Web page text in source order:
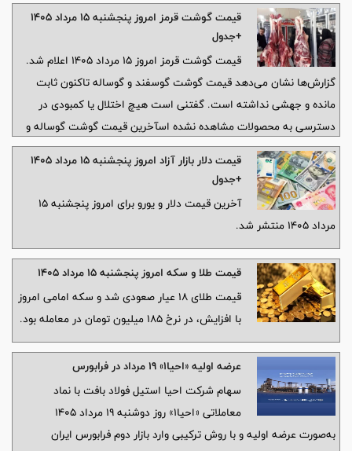
قیمت گوشت قرمز امروز پنجشنبه ۱۵ مرداد ۱۴۰۵
+جدول
قیمت گوشت قرمز امروز ۱۵ مرداد ۱۴۰۵ اعلام شد.
گزارش‌ها نشان می‌دهد قیمت گوشت گوسفند و گوساله تاکنون ثابت
مانده و جهشی نداشته است. گفتنی است هیچ اختلال یا کمبودی در
دسترسی به محصولات مشاهده نشده اسآخرین قیمت گوشت گوساله و
گوسفند برای امروز پنجشنبه ۱۵ مرداد ۱۴۰۵
قیمت دلار بازار آزاد امروز پنجشنبه ۱۵ مرداد ۱۴۰۵
+جدول
آخرین قیمت دلار و یورو برای امروز پنجشنبه ۱۵
مرداد ۱۴۰۵ منتشر شد.
قیمت طلا و سکه امروز پنجشنبه ۱۵ مرداد ۱۴۰۵
قیمت طلای 18 عیار صعودی شد و سکه امامی امروز
با افزایش، در نرخ 185 میلیون تومان در معامله بود.
عرضه اولیه «احیا۱» ۱۹ مرداد در فرابورس
سهام شرکت احیا استیل فولاد بافت با نماد
معاملاتی «احیا۱» روز دوشنبه ۱۹ مرداد ۱۴۰۵
به‌صورت عرضه اولیه و با روش ترکیبی وارد بازار دوم فرابورس ایران